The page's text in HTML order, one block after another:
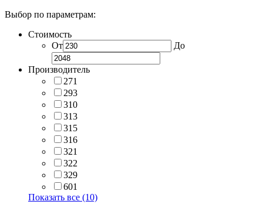
Выбор по параметрам:
Стоимость
От
До
Производитель
271
293
310
313
315
316
321
322
329
601
Показать все (10)